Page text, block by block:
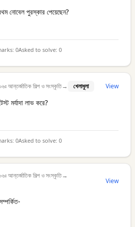
নোবেল পুরস্কার পেয়েছেন?
0Asked to solve: 0
আন্তর্জাতিক শিল্প ও সংস্কৃতি→ খেলাধুলা View
মর্যাদা লাভ করে?
0Asked to solve: 0
আন্তর্জাতিক শিল্প ও সংস্কৃতি→
View